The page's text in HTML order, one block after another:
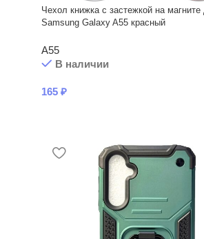
Чехол книжка с застежкой на магните
Samsung Galaxy A55 красный
A55
В наличии
165 ₽